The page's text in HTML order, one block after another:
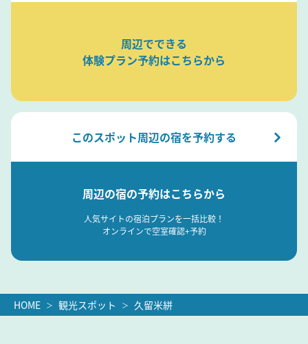
周辺でできる
体験プラン予約はこちらから
このスポット周辺の宿を予約する
周辺の宿の予約はこちらから
人気サイトの宿泊プランを一括比較！
オンラインで空室確認+予約
HOME 観光スポット 久留米絣